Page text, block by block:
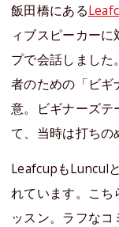
飯田橋にある
ィブスピーカー
プで会話しまし
者のための「ビギ
意。ビギナーズテ
て、当時は打ちの
LeafcupもLuncul
れています。こち
ッスン。ラフな